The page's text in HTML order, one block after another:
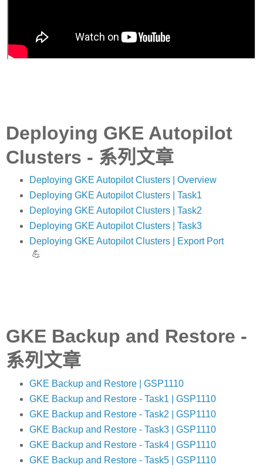
Deploying GKE Autopilot
Clusters - 系列文章
Deploying GKE Autopilot Clusters | Overview
Deploying GKE Autopilot Clusters | Task1
Deploying GKE Autopilot Clusters | Task2
Deploying GKE Autopilot Clusters | Task3
Deploying GKE Autopilot Clusters | Export Port
💪
GKE Backup and Restore -
系列文章
GKE Backup and Restore | GSP1110
GKE Backup and Restore - Task1 | GSP1110
GKE Backup and Restore - Task2 | GSP1110
GKE Backup and Restore - Task3 | GSP1110
GKE Backup and Restore - Task4 | GSP1110
GKE Backup and Restore - Task5 | GSP1110